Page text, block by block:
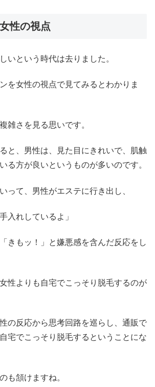
性の視点
いという時代は去りました。
を女性の視点で見てみるとわかりま
雑さを見る思いです。
と、男性は、見た目にきれいで、肌触
る方が良いというものが多いのです。
って、男性がエステに行き出し、
入れしているよ」
きもッ！」と嫌悪感を含んだ反応をし
性よりも自宅でこっそり脱毛するのが
の反応から思考回路を巡らし、通販で
宅でこっそり脱毛するということにな
も頷けますね。